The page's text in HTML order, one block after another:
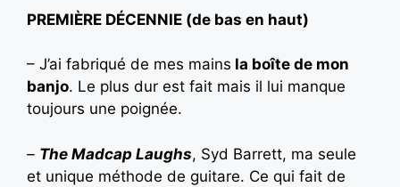
PREMIÈRE DÉCENNIE (de bas en haut)
– J’ai fabriqué de mes mains la boîte de mon
banjo. Le plus dur est fait mais il lui manque
toujours une poignée.
– The Madcap Laughs, Syd Barrett, ma seule
et unique méthode de guitare. Ce qui fait de